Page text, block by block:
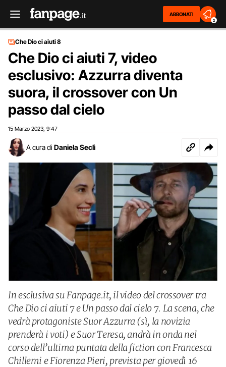
ABBONATI
2
Che Dio ci aiuti 8
Che Dio ci aiuti 7, video
esclusivo: Azzurra diventa
suora, il crossover con Un
passo dal cielo
15 Marzo 2023 9:47
A cura di Daniela Seclì
In esclusiva su Fanpage.it, il video del crossover tra
Che Dio ci aiuti 7 e Un passo dal cielo 7. La scena, che
vedrà protagoniste Suor Azzurra (sì, la novizia
prenderà i voti) e Suor Teresa, andrà in onda nel
corso dell’ultima puntata della fiction con Francesca
Chillemi e Fiorenza Pieri, prevista per giovedì 16